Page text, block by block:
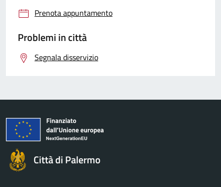
Prenota appuntamento
Problemi in città
Segnala disservizio
Città di Palermo